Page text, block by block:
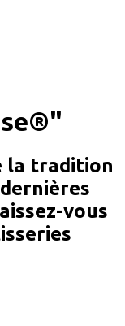
la tradition
vous